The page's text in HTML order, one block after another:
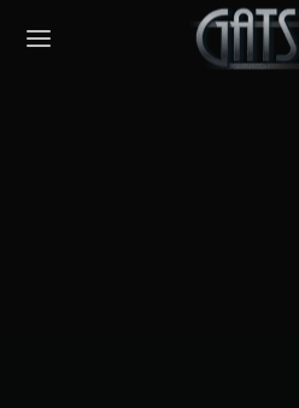
Cookies management panel